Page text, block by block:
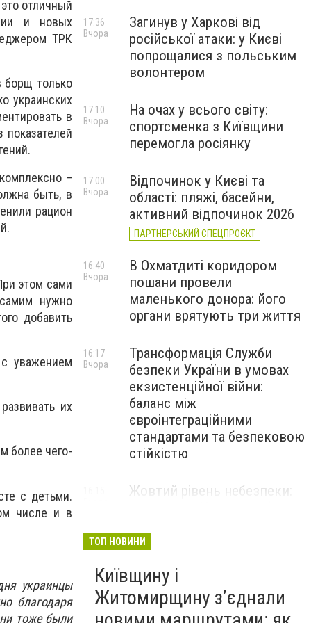
отличный
и новых
ТРК
борщ только
украинских
в
–
быть, в
рацион
этом сами
нужно
добавить
уважением
их
более чего-
с детьми.
числе и в
украинцы
благодаря
тоже были
Загинув у Харкові від
російської атаки: у Києві
попрощалися з польським
волонтером
17:36
Вчора
На очах у всього світу:
спортсменка з Київщини
перемогла росіянку
17:10
Вчора
Відпочинок у Києві та
області: пляжі, басейни,
активний відпочинок 2026
ПАРТНЕРСЬКИЙ СПЕЦПРОЄКТ
17:00
Вчора
В Охматдиті коридором
пошани провели
маленького донора: його
органи врятують три життя
16:40
Вчора
Трансформація Служби
безпеки України в умовах
екзистенційної війни:
баланс між
євроінтеграційними
стандартами та безпековою
стійкістю
16:17
Вчора
Жовтий рівень небезпеки:
ТОП НОВИНИ
Київщину і
Житомирщину з’єднали